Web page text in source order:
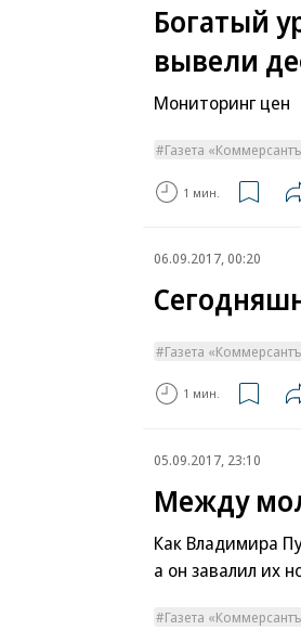
Богатый
вывели
Мониторинг цен
Газета
1 мин.
06.09.2017, 00:20
Газета
1 мин.
05.09.2017, 23:10
Между
Как Владимира
а он завалил их
Газета